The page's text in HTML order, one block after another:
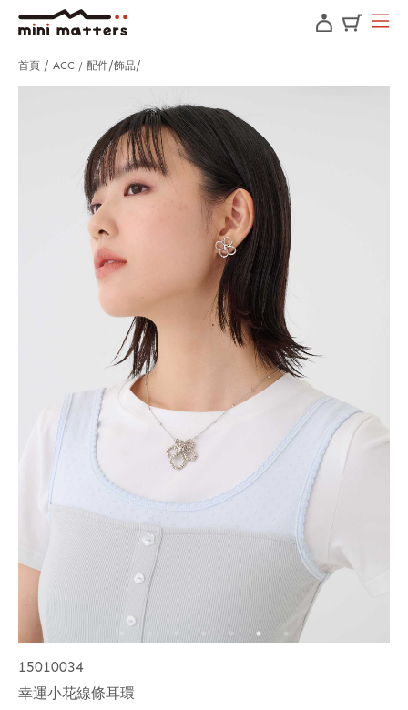
首頁 ACC / 配件 飾品
15010034
幸運小花線條耳環